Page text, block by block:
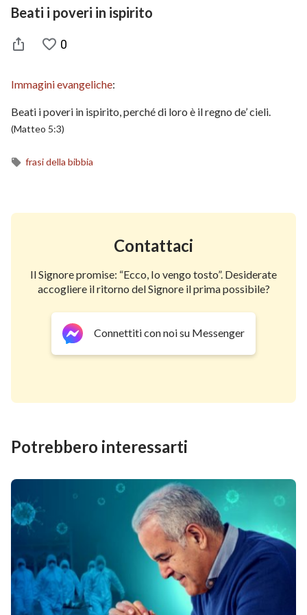
Beati i poveri in ispirito
0
Immagini evangeliche:
Beati i poveri in ispirito, perché di loro è il regno de’ cieli.
(Matteo 5:3)
frasi della bibbia
Contattaci
Il Signore promise: “Ecco, Io vengo tosto”. Desiderate
accogliere il ritorno del Signore il prima possibile?
Connettiti con noi su Messenger
Potrebbero interessarti